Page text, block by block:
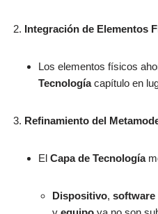
Integración de Elementos
Los elementos físicos
Tecnologíacapítulo en
Refinamiento del
El Capa de Tecnología
Dispositivo, software